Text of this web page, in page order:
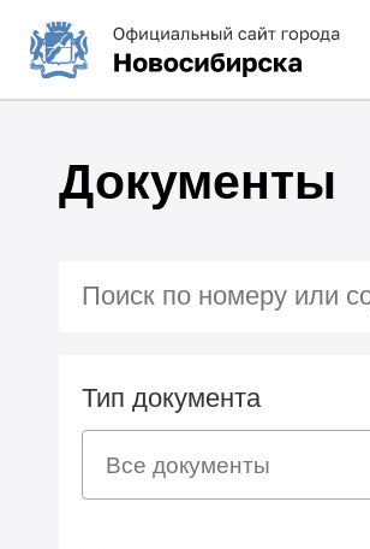
Документы
Тип документа